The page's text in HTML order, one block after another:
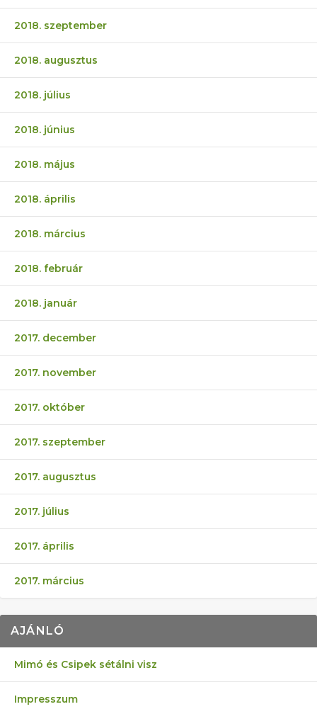
2018. szeptember
2018. augusztus
2018. július
2018. június
2018. május
2018. április
2018. március
2018. február
2018. január
2017. december
2017. november
2017. október
2017. szeptember
2017. augusztus
2017. július
2017. április
2017. március
AJÁNLÓ
Mimó és Csipek sétálni visz
Impresszum